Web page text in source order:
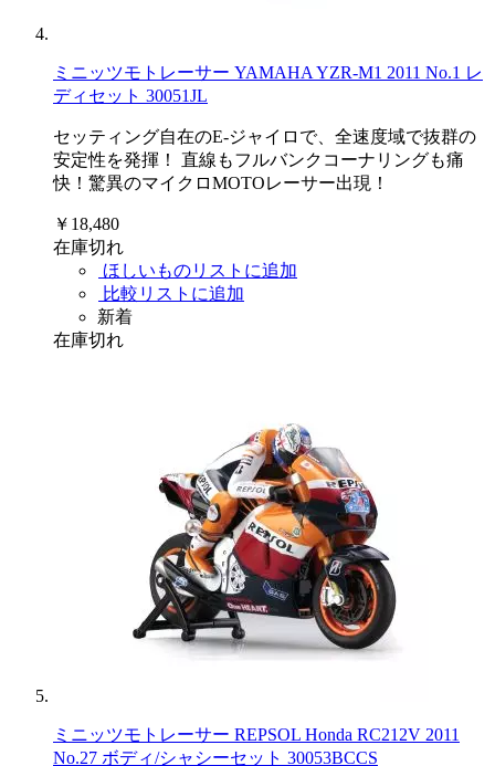
ミニッツモトレーサー YAMAHA YZR-M1 2011 No.1 レ
ディセット 30051JL
セッティング自在のE-ジャイロで、全速度域で抜群の
安定性を発揮！ 直線もフルバンクコーナリングも痛
快！驚異のマイクロMOTOレーサー出現！
￥18,480
在庫切れ
ほしいものリストに追加
比較リストに追加
新着
在庫切れ
ミニッツモトレーサー REPSOL Honda RC212V 2011
No.27 ボディ/シャシーセット 30053BCCS